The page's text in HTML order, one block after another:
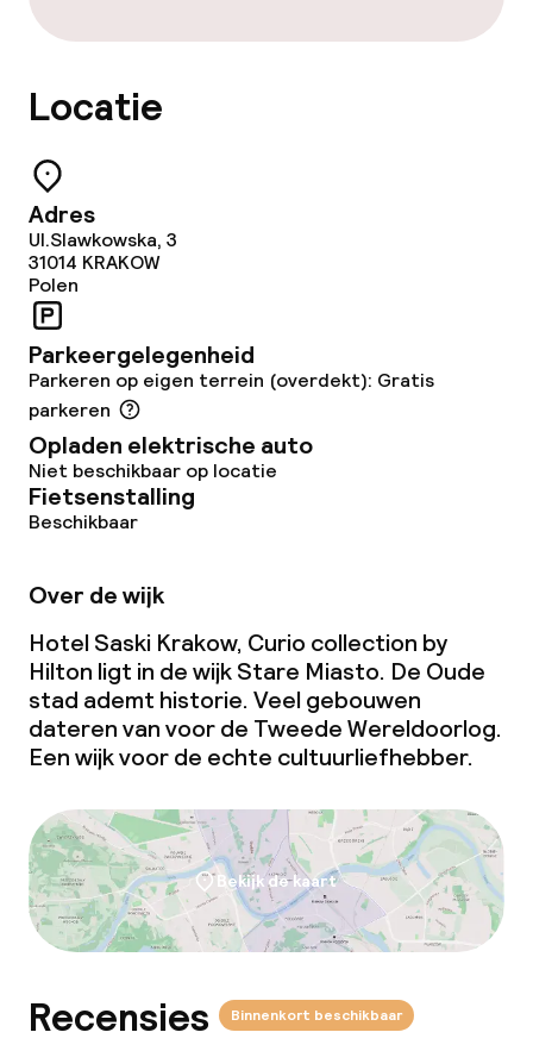
Ontbijtbuffet
Roomservice
Schoonmaakvoorzieningen
Wasservice
Zakelijke faciliteiten
Conferentieruimte
Beleid
Overal rookvrij
dan de 5 kg)
Locatie
Adres
Ul.Slawkowska, 3
31014 KRAKOW
Polen
Parkeergelegenheid
Parkeren op eigen terrein (overdekt): Gratis
parkeren
Opladen elektrische auto
Niet beschikbaar op locatie
Fietsenstalling
Beschikbaar
Over de wijk
Hotel Saski Krakow, Curio collection by
Hilton ligt in de wijk Stare Miasto. De Oude
stad ademt historie. Veel gebouwen
dateren van voor de Tweede Wereldoorlog.
Een wijk voor de echte cultuurliefhebber.
Bekijk de kaart
Recensies Binnenkort beschikbaar